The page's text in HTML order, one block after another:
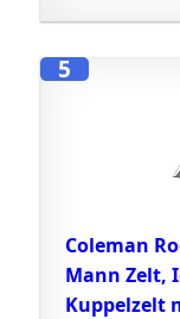
5
Coleman
Mann Zelt,
Kuppelzelt